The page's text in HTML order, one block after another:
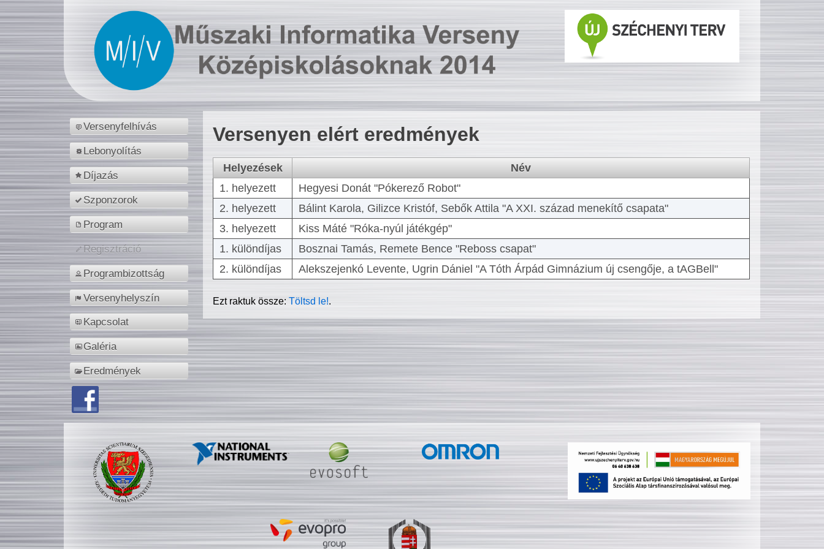
Versenyfelhívás
Lebonyolítás
Díjazás
Szponzorok
Program
Regisztráció
Programbizottság
Versenyhelyszín
Kapcsolat
Galéria
Eredmények
Versenyen elért eredmények
Helyezések
Név
1. helyezett
Hegyesi Donát "Pókerező Robot"
2. helyezett
Bálint Karola, Gilizce Kristóf, Sebők Attila "A XXI. század menekítő csapata"
3. helyezett
Kiss Máté "Róka-nyúl játékgép"
1. különdíjas
Bosznai Tamás, Remete Bence "Reboss csapat"
2. különdíjas
Alekszejenkó Levente, Ugrin Dániel "A Tóth Árpád Gimnázium új csengője, a tAGBell"
Ezt raktuk össze:Töltsd le!.